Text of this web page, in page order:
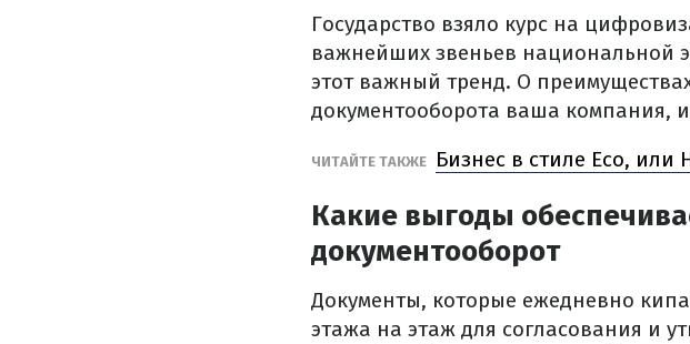
Государство взяло курс на
важнейших звеньев национальной
этот важный тренд. О
документооборота ваша компания,
ЧИТАЙТЕ ТАКЖЕ Бизнес в стиле Eco,
Какие выгоды
документооборот
Документы, которые ежедневно
этажа на этаж для согласования и